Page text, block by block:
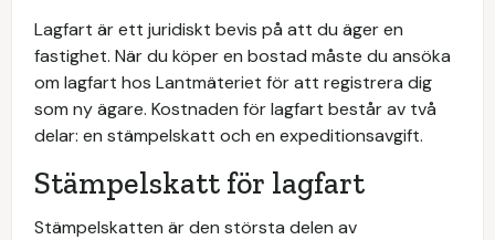
Lagfart är ett juridiskt bevis på att du äger en
fastighet. När du köper en bostad måste du ansöka
om lagfart hos Lantmäteriet för att registrera dig
som ny ägare. Kostnaden för lagfart består av två
delar: en stämpelskatt och en expeditionsavgift.
Stämpelskatt för lagfart
Stämpelskatten är den största delen av